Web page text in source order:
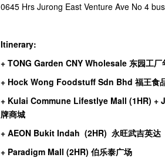
0645 Hrs Jurong East Venture Ave No 4
Itinerary:
+ TONG Garden CNY Wholesale 东园工厂
+ Hock Wong Foodstuff Sdn Bhd 福王食
+ Kulai Commune Lifestlye Mall (1HR) +
牌商城
+ AEON Bukit Indah (2HR) 永旺武吉英达
+ Paradigm Mall (2HR) 伯乐泰广场